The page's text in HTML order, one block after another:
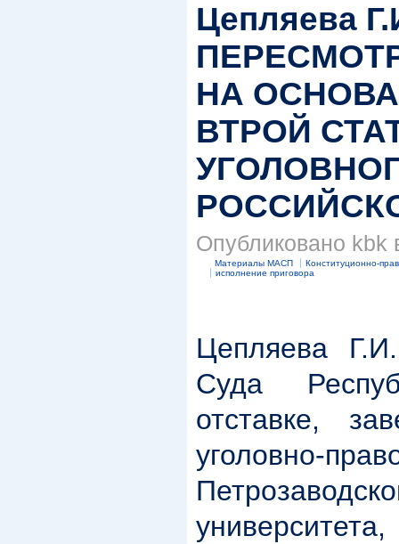
Цепляева
НА
ВТРОЙ
Опубликовано kbk
Материалы МАСП
Конституционно-
исполнение приговора
Цепляева
Суда
отставке,
уголовно-